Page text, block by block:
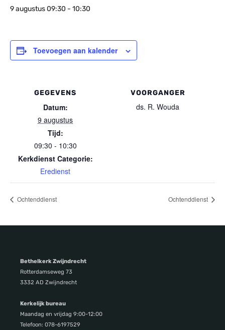
9 augustus 09:30 - 10:30
Toevoegen aan kalender
GEGEVENS
Datum:
9 augustus
Tijd:
09:30 - 10:30
Kerkdienst Categorie:
Eredienst
VOORGANGER
ds. R. Wouda
Ochtenddienst Ochtenddienst
Bethelkerk Zwijndrecht
Rotterdamseweg 73
3332 AD Zwijndrecht
Kerkelijk bureau
Maandag en vrijdag 9:00-12:00
Telefoon: 078-6197529